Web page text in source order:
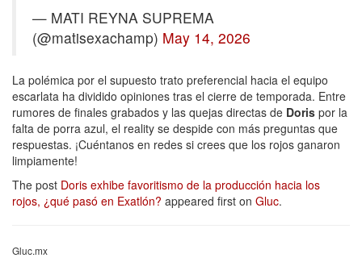
— MATI REYNA SUPREMA
(@matisexachamp) May 14, 2026
La polémica por el supuesto trato preferencial hacia el equipo
escarlata ha dividido opiniones tras el cierre de temporada. Entre
rumores de finales grabados y las quejas directas de Doris por la
falta de porra azul, el reality se despide con más preguntas que
respuestas. ¡Cuéntanos en redes si crees que los rojos ganaron
limpiamente!
The post Doris exhibe favoritismo de la producción hacia los
rojos, ¿qué pasó en Exatlón? appeared first on Gluc.
Gluc.mx